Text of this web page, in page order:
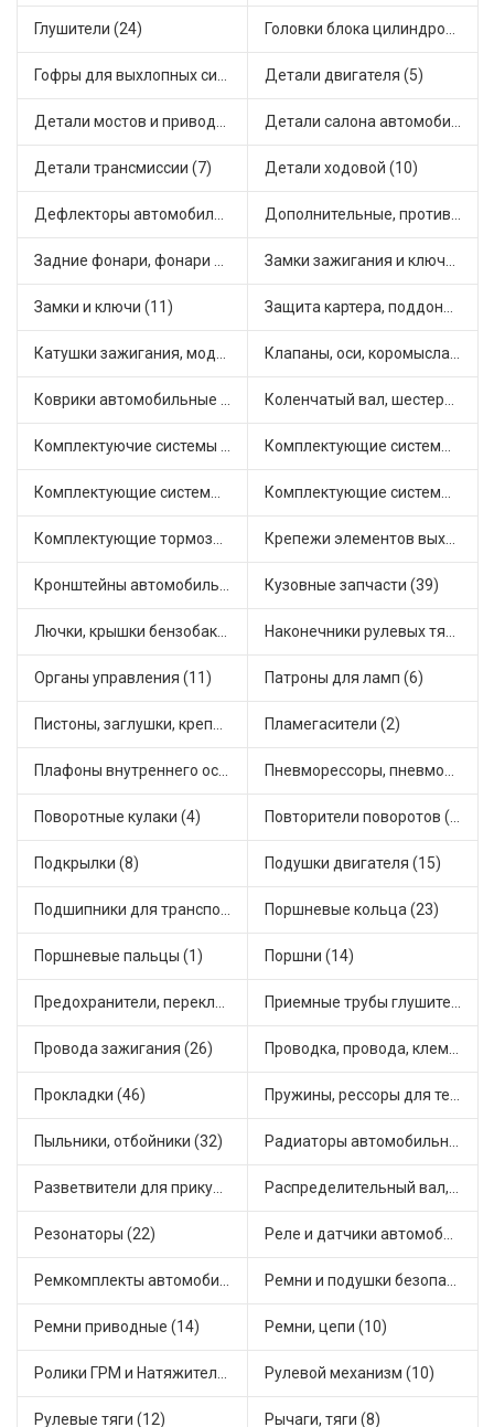
Глушители (24) Головки блока цилиндров (1)
Гофры для выхлопных систем (9) Детали двигателя (5)
Детали мостов и привода трансмиссии (16) Детали салона автомобиля (15)
Детали трансмиссии (7) Детали ходовой (10)
Дефлекторы автомобильные (2) Дополнительные, противотуманные фары (8)
Задние фонари, фонари видимости (2) Замки зажигания и ключи (10)
Замки и ключи (11) Защита картера, поддона, КПП (2)
Катушки зажигания, модули зажигания (16) Клапаны, оси, коромысла (16)
Коврики автомобильные (8) Коленчатый вал, шестерни коленчатого вала (4)
Комплектуючие системы стеклоочистителя (8) Комплектующие системы выпуска отработавших газов (32)
Комплектующие системы отопления (7) Комплектующие системы питания (18)
Комплектующие тормозной системы (14) Крепежи элементов выхлопной системы (17)
Кронштейны автомобильные (1) Кузовные запчасти (39)
Лючки, крышки бензобака (7) Наконечники рулевых тяг (12)
Органы управления (11) Патроны для ламп (6)
Пистоны, заглушки, крепежные элементы (7) Пламегасители (2)
Плафоны внутреннего освещения (1) Пневморессоры, пневмоподушки (1)
Поворотные кулаки (4) Повторители поворотов (3)
Подкрылки (8) Подушки двигателя (15)
Подшипники для транспорта (15) Поршневые кольца (23)
Поршневые пальцы (1) Поршни (14)
Предохранители, переключатели, кнопки автомобильные (20) Приемные трубы глушителя (16)
Провода зажигания (26) Проводка, провода, клеммы и разъемы (21)
Прокладки (46) Пружины, рессоры для техники (20)
Пыльники, отбойники (32) Радиаторы автомобильные (19)
Разветвители для прикуривателя (4) Распределительный вал, шестерни распределительного (5)
Резонаторы (22) Реле и датчики автомобильные (103)
Ремкомплекты автомобильные (15) Ремни и подушки безопасности (1)
Ремни приводные (14) Ремни, цепи (10)
Ролики ГРМ и Натяжители (16) Рулевой механизм (10)
Рулевые тяги (12) Рычаги, тяги (8)